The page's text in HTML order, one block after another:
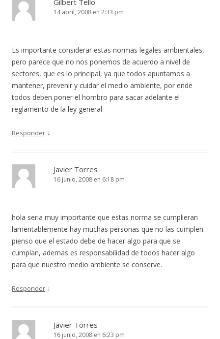
Gilbert Tello
14 abril, 2008 en 2:33 pm
Es importante considerar estas normas legales ambientales,
pero parece que no nos ponemos de acuerdo a nivel de
sectores, que es lo principal, ya que todos apuntamos a
mantener, prevenir y cuidar el medio ambiente, por ende
todos deben poner el hombro para sacar adelante el
reglamento de la ley general
Responder ↓
Javier Torres
16 junio, 2008 en 6:18 pm
hola seria muy importante que estas norma se cumplieran
lamentablemente hay muchas personas que no las cumplen.
pienso que el estado debe de hacer algo para que se
cumplan, ademas es responsabilidad de todos hacer algo
para que nuestro medio ambiente se conserve.
Responder ↓
Javier Torres
16 junio, 2008 en 6:23 pm